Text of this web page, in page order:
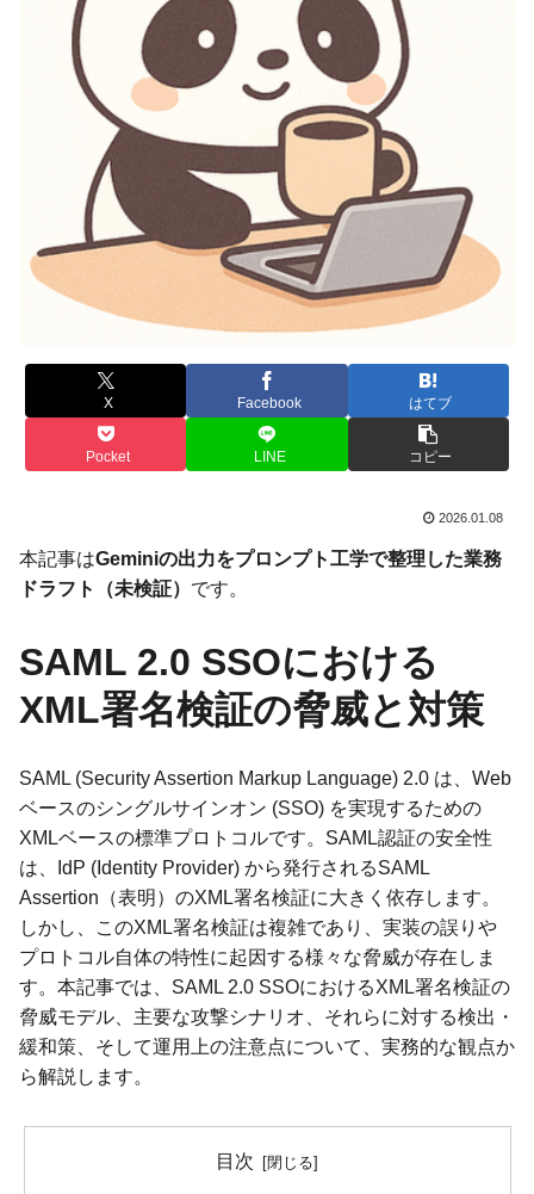
X Facebook はてブ
Pocket LINE コピー
2026.01.08
本記事はGeminiの出力をプロンプト工学で整理した業務
ドラフト（未検証） です。
SAML 2.0 SSOにおける
XML署名検証の脅威と対策
SAML (Security Assertion Markup Language) 2.0 は、Web
ベースのシングルサインオン (SSO) を実現するための
XMLベースの標準プロトコルです。SAML認証の安全性
は、IdP (Identity Provider) から発行されるSAML
Assertion（表明）のXML署名検証に大きく依存します。
しかし、このXML署名検証は複雑であり、実装の誤りや
プロトコル自体の特性に起因する様々な脅威が存在しま
す。本記事では、SAML 2.0 SSOにおけるXML署名検証の
脅威モデル、主要な攻撃シナリオ、それらに対する検出・
緩和策、そして運用上の注意点について、実務的な観点か
ら解説します。
目次